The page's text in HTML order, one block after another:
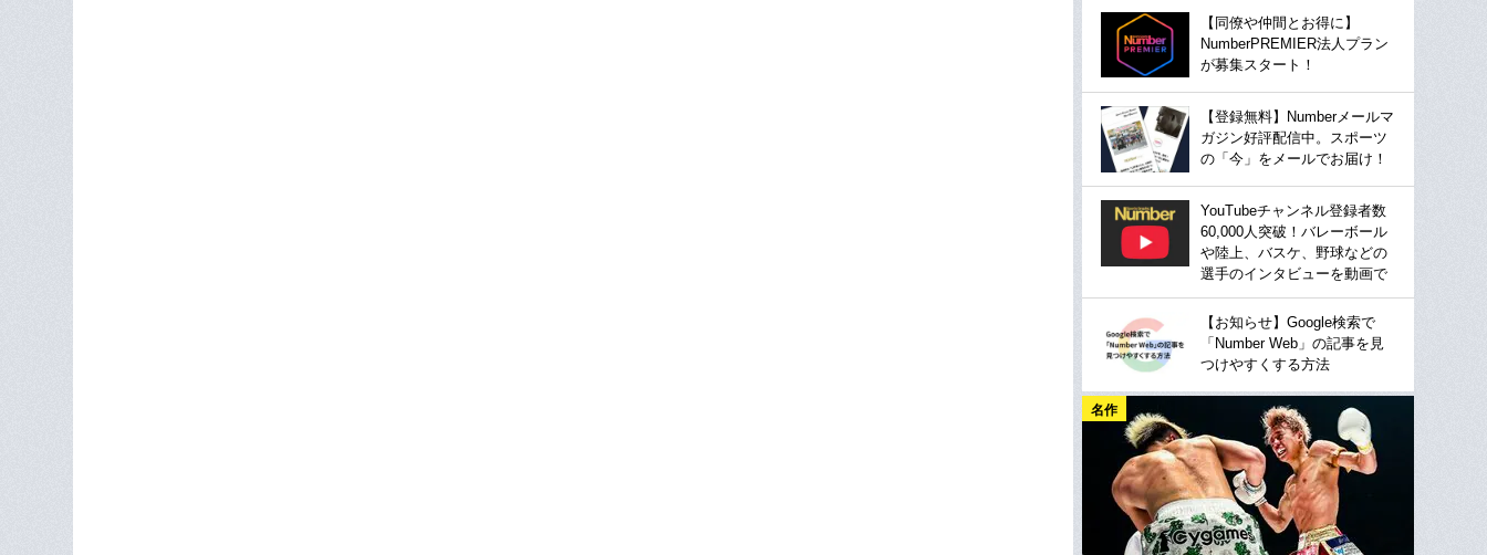
【同僚や仲間とお得に】
NumberPREMIER法人プラン
が募集スタート！
【登録無料】Numberメールマ
ガジン好評配信中。スポーツ
の「今」をメールでお届け！
YouTubeチャンネル登録者数
60,000人突破！バレーボール
や陸上、バスケ、野球などの
選手のインタビューを動画で
【お知らせ】Google検索で
「Number Web」の記事を見
つけやすくする方法
名作